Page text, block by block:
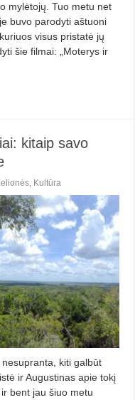
mylėtojų. Tuo metu net
buvo parodyti aštuoni
visus pristatė jų
šie filmai: „Moterys ir
kitaip savo
, Kultūra
kiti galbūt
ir Augustinas apie tokį
bent jau šiuo metu